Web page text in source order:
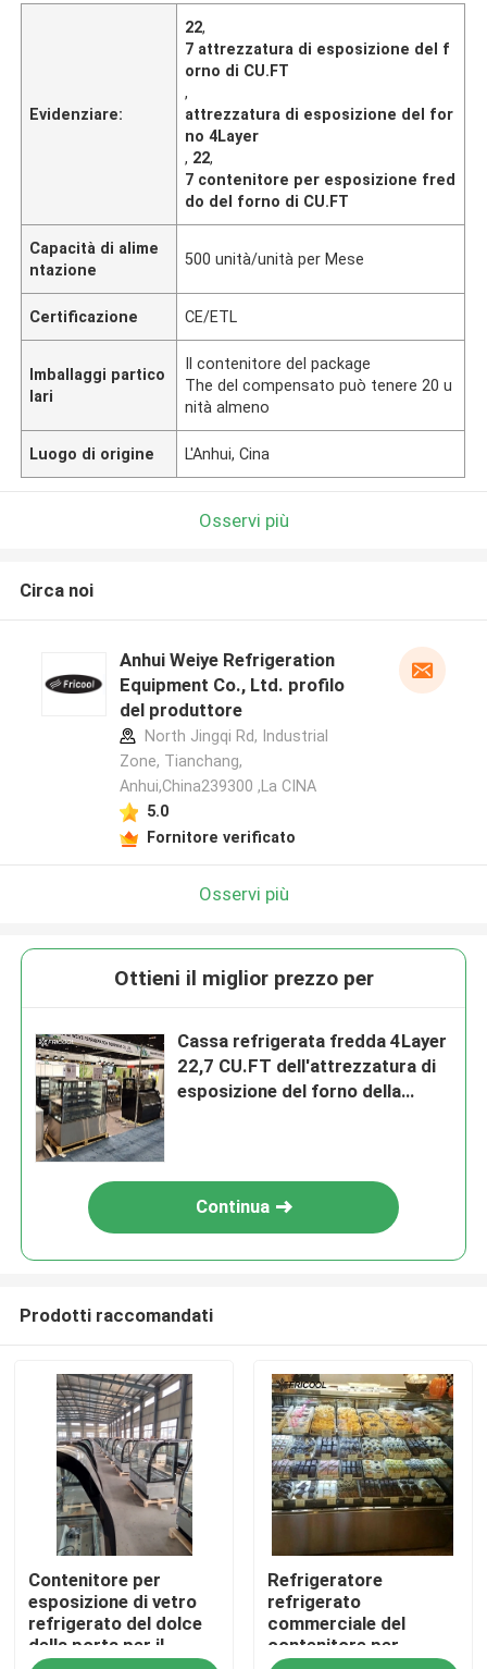
Casa
Prodotti
Chi siamo
Evidenziare:
22,
7 attrezzatura di esposizione del f
orno di CU.FT
,
attrezzatura di esposizione del for
no 4Layer
, 22,
7 contenitore per esposizione fred
do del forno di CU.FT
Capacità di alime
ntazione
500 unità/unità per Mese
Certificazione CE/ETL
Imballaggi partico
lari
Il contenitore del package
The del compensato può tenere 20 u
nità almeno
Luogo di origine L'Anhui, Cina
Osservi più
Circa noi
Anhui Weiye Refrigeration
Equipment Co., Ltd. profilo
del produttore
North Jingqi Rd, Industrial
Zone, Tianchang,
Anhui,China239300 ,La CINA
5.0
Fornitore verificato
Osservi più
Ottieni il miglior prezzo per
Cassa refrigerata fredda 4Layer
22,7 CU.FT dell'attrezzatura di
esposizione del forno della
Continua
Prodotti raccomandati
Contenitore per
esposizione di vetro
refrigerato del dolce
della porta per il
Refrigeratore
refrigerato
commerciale del
contenitore per